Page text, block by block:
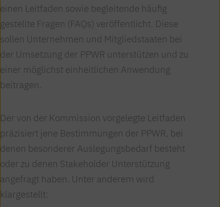
einen Leitfaden sowie begleitende häufig
gestellte Fragen (FAQs) veröffentlicht. Diese
sollen Unternehmen und Mitgliedstaaten bei
der Umsetzung der PPWR unterstützen und zu
einer möglichst einheitlichen Anwendung
beitragen.
Der von der Kommission vorgelegte Leitfaden
präzisiert jene Bestimmungen der PPWR, bei
denen besonderer Auslegungsbedarf besteht
oder zu denen Stakeholder Unterstützung
angefragt haben. Unter anderem wird
klargestellt: